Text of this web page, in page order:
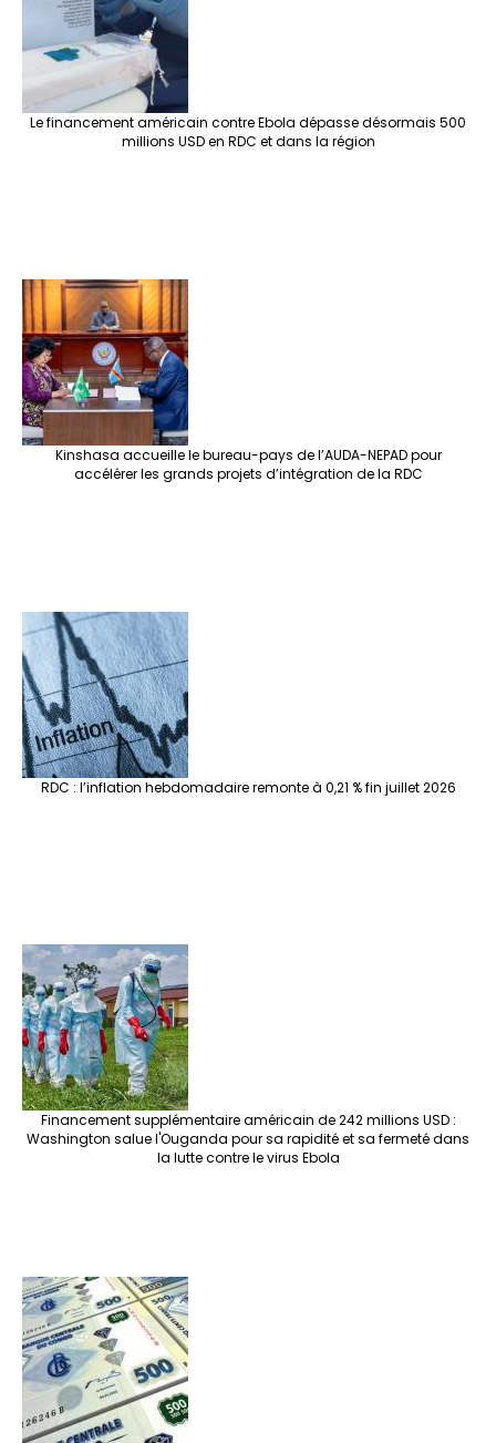
Le financement américain contre Ebola dépasse désormais 500
millions USD en RDC et dans la région
Kinshasa accueille le bureau-pays de l’AUDA-NEPAD pour
accélérer les grands projets d’intégration de la RDC
RDC : l’inflation hebdomadaire remonte à 0,21 % fin juillet 2026
Financement supplémentaire américain de 242 millions USD :
Washington salue l'Ouganda pour sa rapidité et sa fermeté dans
la lutte contre le virus Ebola